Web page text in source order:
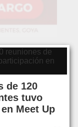
de 120
tuvo
Meet Up